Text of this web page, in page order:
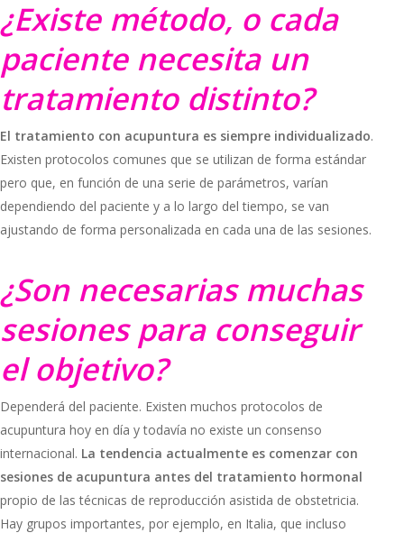
¿Existe método, o cada
paciente necesita un
tratamiento distinto?
El tratamiento con acupuntura es siempre individualizado.
Existen protocolos comunes que se utilizan de forma estándar
pero que, en función de una serie de parámetros, varían
dependiendo del paciente y a lo largo del tiempo, se van
ajustando de forma personalizada en cada una de las sesiones.
¿Son necesarias muchas
sesiones para conseguir
el objetivo?
Dependerá del paciente. Existen muchos protocolos de
acupuntura hoy en día y todavía no existe un consenso
internacional. La tendencia actualmente es comenzar con
sesiones de acupuntura antes del tratamiento hormonal
propio de las técnicas de reproducción asistida de obstetricia.
Hay grupos importantes, por ejemplo, en Italia, que incluso